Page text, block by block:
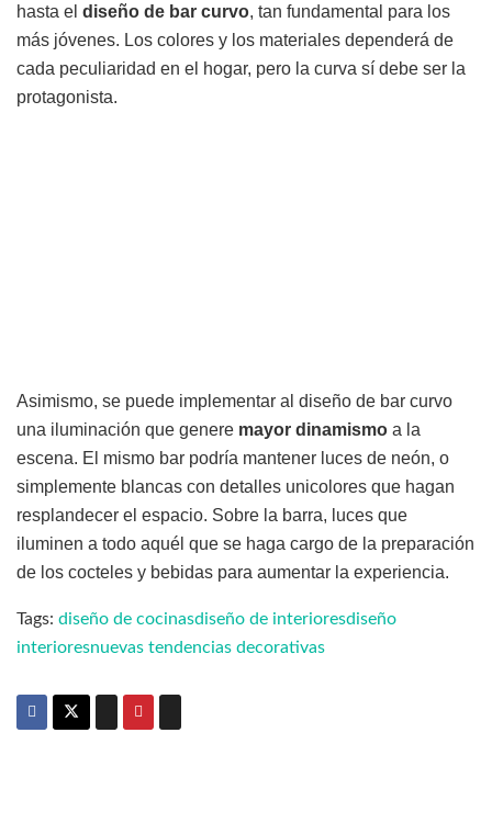
hasta el diseño de bar curvo, tan fundamental para los
más jóvenes. Los colores y los materiales dependerá de
cada peculiaridad en el hogar, pero la curva sí debe ser la
protagonista.
Asimismo, se puede implementar al diseño de bar curvo
una iluminación que genere mayor dinamismo a la
escena. El mismo bar podría mantener luces de neón, o
simplemente blancas con detalles unicolores que hagan
resplandecer el espacio. Sobre la barra, luces que
iluminen a todo aquél que se haga cargo de la preparación
de los cocteles y bebidas para aumentar la experiencia.
Tags: diseño de cocinasdiseño de interioresdiseño
interioresnuevas tendencias decorativas